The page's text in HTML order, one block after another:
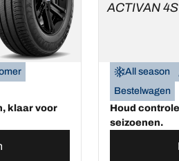
klaar voor
ACTIVAN 4S
All season
Bestelwagen
Houd
seizoenen.